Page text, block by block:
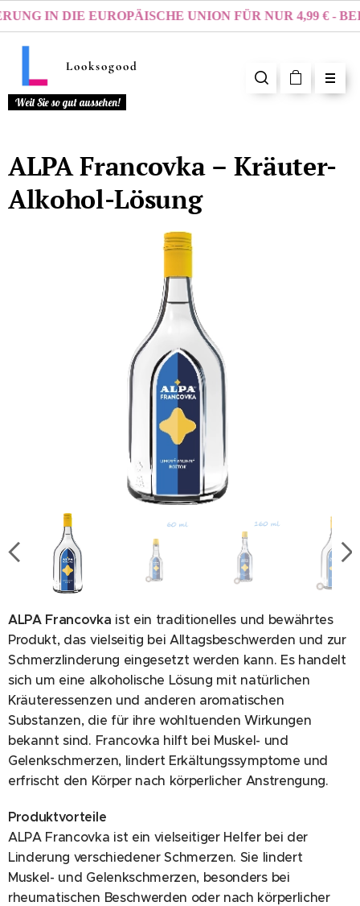
IN DIE EUROPÄISCHE UNION FÜR NUR4,99 €- BEI
Looksogood
Weil Sie so gut aussehen!
ALPA Francovka – Kräuter-
Alkohol-Lösung
ALPA Francovka ist ein traditionelles und bewährtes
Produkt, das vielseitig bei Alltagsbeschwerden und zur
Schmerzlinderung eingesetzt werden kann. Es handelt
sich um eine alkoholische Lösung mit natürlichen
Kräuteressenzen und anderen aromatischen
Substanzen, die für ihre wohltuenden Wirkungen
bekannt sind. Francovka hilft bei Muskel- und
Gelenkschmerzen, lindert Erkältungssymptome und
erfrischt den Körper nach körperlicher Anstrengung.
Produktvorteile
ALPA Francovka ist ein vielseitiger Helfer bei der
Linderung verschiedener Schmerzen. Sie lindert
Muskel- und Gelenkschmerzen, besonders bei
rheumatischen Beschwerden oder nach körperlicher